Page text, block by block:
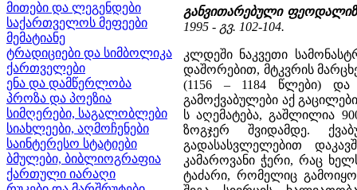
მითები და ლეგენდები
საქართველოს მეფეები
მემატიანე
ტრადიციები და სიმბოლიკა
ქართველები
ენა და დამწერლობა
პროზა და პოეზია
სიმღერები, საგალობლები
სიახლეები, აღმოჩენები
საინტერესო სტატიები
ბმულები, ბიბლიოგრაფია
ქართული იარაღი
განვითარებული
1995 - გვ. 102-104.
კლდეში ნაკვეთი
დაშორებით, მტკვრის
(1156 – 1184 წლები)
გამოქვაბულები აქ
ს აღემატება, გაშლილია
ზოგჯერ შვიდამდე.
გადასასვლელებით
კამაროვანი ჭერი, რაც
ტაძარი, რომელიც